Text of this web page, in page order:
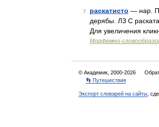
7 раскатисто — нар.
дерябы. ЛЗ С
Для увеличения
Морфемно-
© Академик, 2000-2026
👣 Путешествия
Экспорт словарей на сайты ,